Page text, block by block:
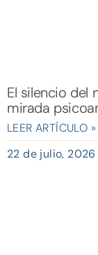
El silencio del
mirada
LEER ARTÍCULO »
22 de julio, 2026